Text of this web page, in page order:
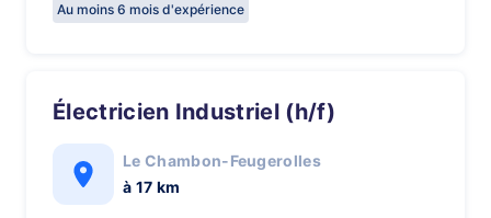
Au moins 6 mois d'expérience
Électricien Industriel (h/f)
Le Chambon-Feugerolles
à 17 km